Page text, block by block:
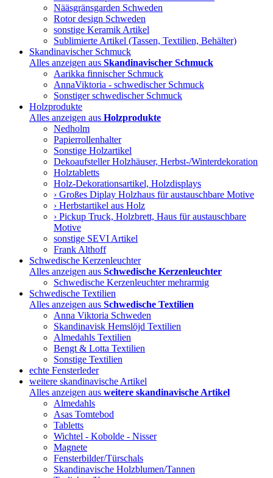
Nääsgränsgarden Schweden
Rotor design Schweden
sonstige Keramik Artikel
Sublimierte Artikel (Tassen, Textilien, Behälter)
Skandinavischer Schmuck
Alles anzeigen aus Skandinavischer Schmuck
Aarikka finnischer Schmuck
AnnaViktoria - schwedischer Schmuck
Sonstiger schwedischer Schmuck
Holzprodukte
Alles anzeigen aus Holzprodukte
Nedholm
Papierrollenhalter
Sonstige Holzartikel
Dekoaufsteller Holzhäuser, Herbst-/Winterdekoration
Holztabletts
Holz-Dekorationsartikel, Holzdisplays
› Großes Diplay Holzhaus für austauschbare Motive
› Herbstartikel aus Holz
› Pickup Truck, Holzbrett, Haus für austauschbare
Motive
sonstige SEVI Artikel
Frank Althoff
Schwedische Kerzenleuchter
Alles anzeigen aus Schwedische Kerzenleuchter
Schwedische Kerzenleuchter mehrarmig
Schwedische Textilien
Alles anzeigen aus Schwedische Textilien
Anna Viktoria Schweden
Skandinavisk Hemslöjd Textilien
Almedahls Textilien
Bengt & Lotta Textilien
Sonstige Textilien
echte Fensterleder
weitere skandinavische Artikel
Alles anzeigen aus weitere skandinavische Artikel
Almedahls
Asas Tomtebod
Tabletts
Wichtel - Kobolde - Nisser
Magnete
Fensterbilder/Türschals
Skandinavische Holzblumen/Tannen